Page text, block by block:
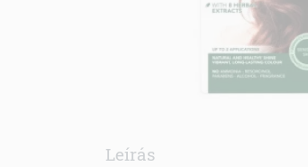
Leírás